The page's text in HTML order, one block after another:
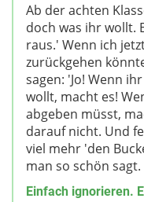
Ab der achten
doch was ihr wollt.
raus.' Wenn ich
zurückgehen
sagen: 'Jo! Wenn
wollt, macht es!
abgeben müsst,
darauf nicht. Und
viel mehr 'den
man so schön sagt.
Einfach ignorieren.